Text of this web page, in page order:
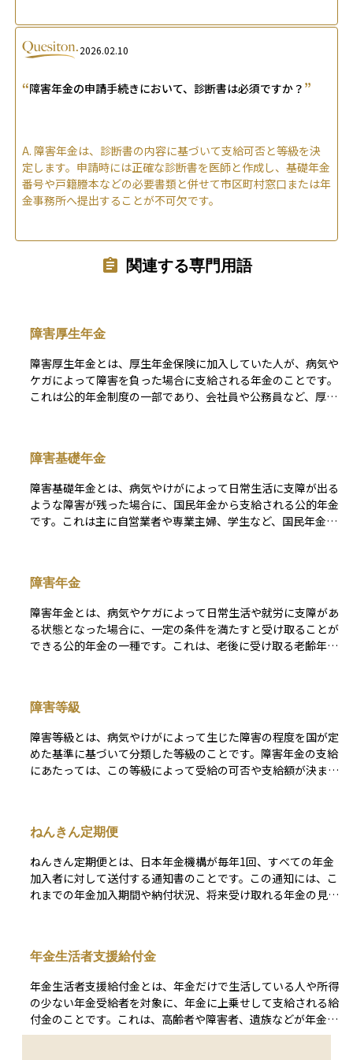
2026.02.10
“障害年金の申請手続きにおいて、診断書は必須ですか？ ”
A. 障害年金は、診断書の内容に基づいて支給可否と等級を決
定します。申請時には正確な診断書を医師と作成し、基礎年金
番号や戸籍謄本などの必要書類と併せて市区町村窓口または年
金事務所へ提出することが不可欠です。
関連する専門用語
障害厚生年金
障害厚生年金とは、厚生年金保険に加入していた人が、病気や
ケガによって障害を負った場合に支給される年金のことです。
これは公的年金制度の一部であり、会社員や公務員など、厚生
して国の定める障害等級（1級～3級）に該当することが条件
です。 1級・2級の場合には基礎年金とあわせて支給され、3級
や一部の障害手当金は厚生年金独自の給付です。働いていた人
が予期せず障害を負ったときに、生活の支えとなる収入を確保
する制度であり、リスクに備える公的保障として重要な役割を
障害基礎年金
障害基礎年金とは、病気やけがによって日常生活に支障が出る
ような障害が残った場合に、国民年金から支給される公的年金
です。これは主に自営業者や専業主婦、学生など、国民年金の
ば対象になります。生活に必要な最低限の所得保障として位置
づけられており、障害を負った人の生活支援や就労支援の基盤
となる重要な制度です。公的年金制度の一部であり、老齢基礎
年金や遺族基礎年金と並ぶ3つの柱の一つとされています。
障害年金
障害年金とは、病気やケガによって日常生活や就労に支障があ
る状態となった場合に、一定の条件を満たすと受け取ることが
できる公的年金の一種です。これは、老後に受け取る老齢年金
保険料納付要件を満たしていること、そして障害の程度が法律
で定められた等級に該当することが必要です。障害年金には
「障害基礎年金」と「障害厚生年金」の2種類があり、どの年
金制度に加入していたかによって対象や支給額が異なります。
これは障害を抱えながらも暮らしていく人の経済的な支えとな
障害等級
障害等級とは、病気やけがによって生じた障害の程度を国が定
めた基準に基づいて分類した等級のことです。障害年金の支給
にあたっては、この等級によって受給の可否や支給額が決まり
がある程度とされます。また、障害基礎年金では1級と2級が
対象となり、障害厚生年金では1級から3級までが支給対象に
なります。障害等級の判定は、医師の診断書や本人の生活状況
に基づいて行われ、公的年金制度における支給判断の根拠とな
る非常に重要な指標です。
ねんきん定期便
ねんきん定期便とは、日本年金機構が毎年1回、すべての年金
加入者に対して送付する通知書のことです。この通知には、こ
れまでの年金加入期間や納付状況、将来受け取れる年金の見込
情報に誤りがないか確認したり、老後の生活設計を考えたりす
るうえで、非常に役立つ資料です。資産運用やライフプランを
立てる際にも、将来受け取れる公的年金の見込み額を把握する
ことは重要な出発点になります。
年金生活者支援給付金
年金生活者支援給付金とは、年金だけで生活している人や所得
の少ない年金受給者を対象に、年金に上乗せして支給される給
付金のことです。これは、高齢者や障害者、遺族などが年金だ
けでは十分な生活を維持できないケースを想定し、生活の安定